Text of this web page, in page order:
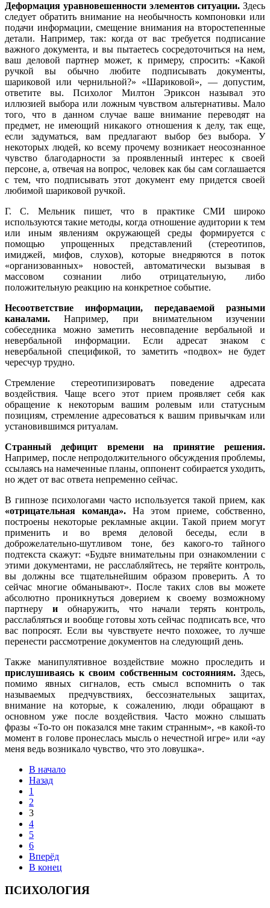
Деформация уравновешенности элементов ситуации. Здесь
следует обратить внимание на необычность компоновки или
подачи информации, смещение внимания на второстепенные
детали. Например, так: когда от вас требуется подписание
важного документа, и вы пытаетесь сосредоточиться на нем,
ваш деловой партнер может, к примеру, спросить: «Какой
ручкой вы обычно любите подписывать документы,
шариковой или чернильной?» «Шариковой», — допустим,
ответите вы. Психолог Милтон Эриксон называл это
иллюзией выбора или ложным чувством альтернативы. Мало
того, что в данном случае ваше внимание переводят на
предмет, не имеющий никакого отношения к делу, так еще,
если задуматься, вам предлагают выбор без выбора. У
некоторых людей, ко всему прочему возникает неосознанное
чувство благодарности за проявленный интерес к своей
персоне, а, отвечая на вопрос, человек как бы сам соглашается
с тем, что подписывать этот документ ему придется своей
любимой шариковой ручкой.
Г. С. Мельник пишет, что в практике СМИ широко
используются такие методы, когда отношение аудитории к тем
или иным явлениям окружающей среды формируется с
помощью упрощенных представлений (стереотипов,
имиджей, мифов, слухов), которые внедряются в поток
«организованных» новостей, автоматически вызывая в
массовом сознании либо отрицательную, либо
положительную реакцию на конкретное событие.
Несоответствие информации, передаваемой разными
каналами. Например, при внимательном изучении
собеседника можно заметить несовпадение вербальной и
невербальной информации. Если адресат знаком с
невербальной спецификой, то заметить «подвох» не будет
чересчур трудно.
Стремление стереотипизироватъ поведение адресата
воздействия. Чаще всего этот прием проявляет себя как
обращение к некоторым вашим ролевым или статусным
позициям, стремление адресоваться к вашим привычкам или
установившимся ритуалам.
Странный дефицит времени на принятие решения.
Например, после непродолжительного обсуждения проблемы,
ссылаясь на намеченные планы, оппонент собирается уходить,
но ждет от вас ответа непременно сейчас.
В гипнозе психологами часто используется такой прием, как
«отрицательная команда». На этом приеме, собственно,
построены некоторые рекламные акции. Такой прием могут
применить и во время деловой беседы, если в
доброжелательно-шутливом тоне, без какого-то тайного
подтекста скажут: «Будьте внимательны при ознакомлении с
этими документами, не расслабляйтесь, не теряйте контроль,
вы должны все тщательнейшим образом проверить. А то
сейчас многие обманывают». После таких слов вы можете
абсолютно проникнуться доверием к своему возможному
партнеру и обнаружить, что начали терять контроль,
расслабляться и вообще готовы хоть сейчас подписать все, что
вас попросят. Если вы чувствуете нечто похожее, то лучше
перенести рассмотрение документов на следующий день.
Также манипулятивное воздействие можно проследить и
прислушиваясь к своим собственным состояниям. Здесь,
помимо явных сигналов, есть смысл вспомнить о так
называемых предчувствиях, бессознательных защитах,
внимание на которые, к сожалению, люди обращают в
основном уже после воздействия. Часто можно слышать
фразы «То-то он показался мне таким странным», «в какой-то
момент в голове пронеслась мысль о нечестной игре» или «ay
меня ведь возникало чувство, что это ловушка».
В начало
Назад
1
2
3
4
5
6
Вперёд
В конец
ПСИХОЛОГИЯ